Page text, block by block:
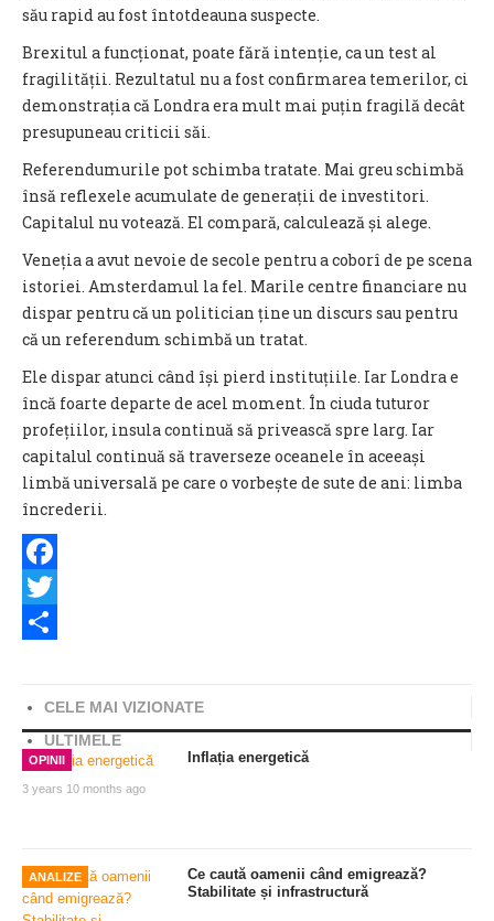
său rapid au fost întotdeauna suspecte.
Brexitul a funcționat, poate fără intenție, ca un test al
fragilității. Rezultatul nu a fost confirmarea temerilor, ci
demonstrația că Londra era mult mai puțin fragilă decât
presupuneau criticii săi.
Referendumurile pot schimba tratate. Mai greu schimbă
însă reflexele acumulate de generații de investitori.
Capitalul nu votează. El compară, calculează și alege.
Veneția a avut nevoie de secole pentru a coborî de pe scena
istoriei. Amsterdamul la fel. Marile centre financiare nu
dispar pentru că un politician ține un discurs sau pentru
că un referendum schimbă un tratat.
Ele dispar atunci când își pierd instituțiile. Iar Londra e
încă foarte departe de acel moment. În ciuda tuturor
profețiilor, insula continuă să privească spre larg. Iar
capitalul continuă să traverseze oceanele în aceeași
limbă universală pe care o vorbește de sute de ani: limba
încrederii.
Facebook
Twitter
CELE MAI VIZIONATE
ULTIMELE
OPINII
3 years 10 months ago
Inflația energetică
ANALIZE
Ce caută oamenii când emigrează?
Stabilitate și infrastructură